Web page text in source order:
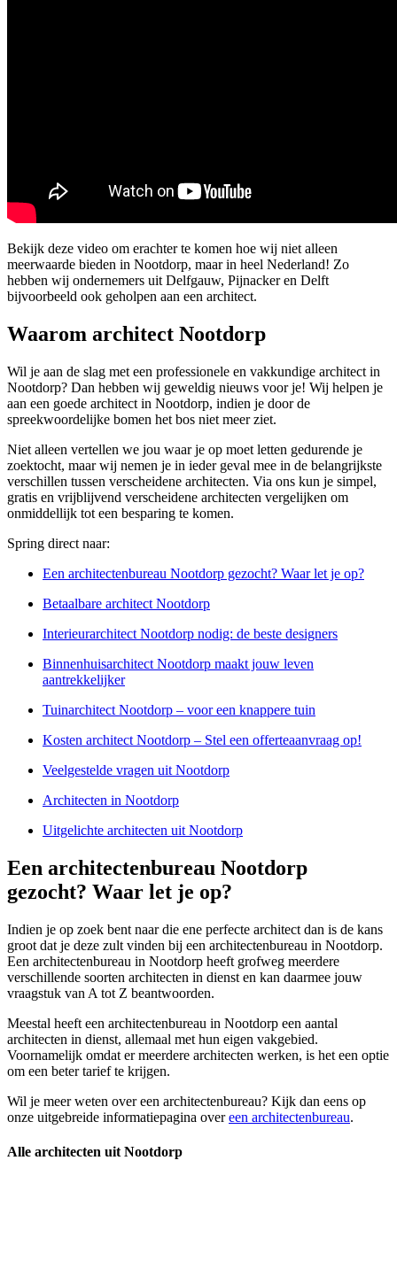
Bekijk deze video om erachter te komen hoe wij niet alleen
meerwaarde bieden in Nootdorp, maar in heel Nederland! Zo
hebben wij ondernemers uit Delfgauw, Pijnacker en Delft
bijvoorbeeld ook geholpen aan een architect.
Waarom architect Nootdorp
Wil je aan de slag met een professionele en vakkundige architect in
Nootdorp? Dan hebben wij geweldig nieuws voor je! Wij helpen je
aan een goede architect in Nootdorp, indien je door de
spreekwoordelijke bomen het bos niet meer ziet.
Niet alleen vertellen we jou waar je op moet letten gedurende je
zoektocht, maar wij nemen je in ieder geval mee in de belangrijkste
verschillen tussen verscheidene architecten. Via ons kun je simpel,
gratis en vrijblijvend verscheidene architecten vergelijken om
onmiddellijk tot een besparing te komen.
Spring direct naar:
Een architectenbureau Nootdorp gezocht? Waar let je op?
Betaalbare architect Nootdorp
Interieurarchitect Nootdorp nodig: de beste designers
Binnenhuisarchitect Nootdorp maakt jouw leven
aantrekkelijker
Tuinarchitect Nootdorp – voor een knappere tuin
Kosten architect Nootdorp – Stel een offerteaanvraag op!
Veelgestelde vragen uit Nootdorp
Architecten in Nootdorp
Uitgelichte architecten uit Nootdorp
Een architectenbureau Nootdorp
gezocht? Waar let je op?
Indien je op zoek bent naar die ene perfecte architect dan is de kans
groot dat je deze zult vinden bij een architectenbureau in Nootdorp.
Een architectenbureau in Nootdorp heeft grofweg meerdere
verschillende soorten architecten in dienst en kan daarmee jouw
vraagstuk van A tot Z beantwoorden.
Meestal heeft een architectenbureau in Nootdorp een aantal
architecten in dienst, allemaal met hun eigen vakgebied.
Voornamelijk omdat er meerdere architecten werken, is het een optie
om een beter tarief te krijgen.
Wil je meer weten over een architectenbureau? Kijk dan eens op
onze uitgebreide informatiepagina overeen architectenbureau.
Alle architecten uit Nootdorp